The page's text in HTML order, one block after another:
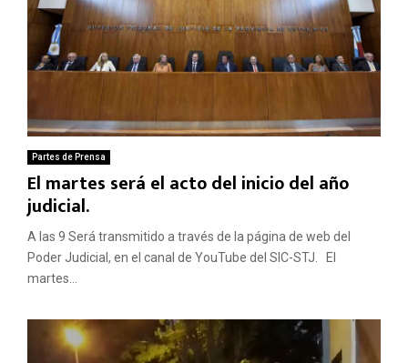
Partes de Prensa
El martes será el acto del inicio del año
judicial.
A las 9 Será transmitido a través de la página de web del
Poder Judicial, en el canal de YouTube del SIC-STJ. El
martes...